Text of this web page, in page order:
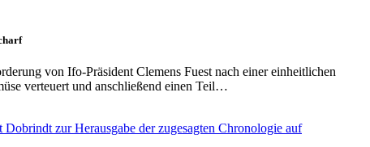
von Ifo-Präsident Clemens Fuest nach einer einheitlichen
verteuert und anschließend einen Teil…